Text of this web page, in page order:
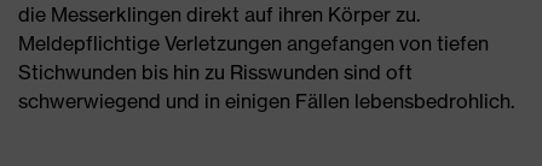
die Messerklingen direkt auf ihren Körper zu.
Meldepflichtige Verletzungen angefangen von tiefen
Stichwunden bis hin zu Risswunden sind oft
schwerwiegend und in einigen Fällen lebensbedrohlich.